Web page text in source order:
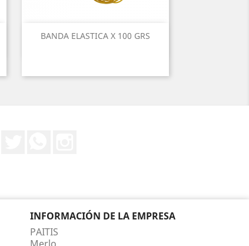
BANDA ELASTICA X 100 GRS
INFORMACIÓN DE LA EMPRESA
PAITIS